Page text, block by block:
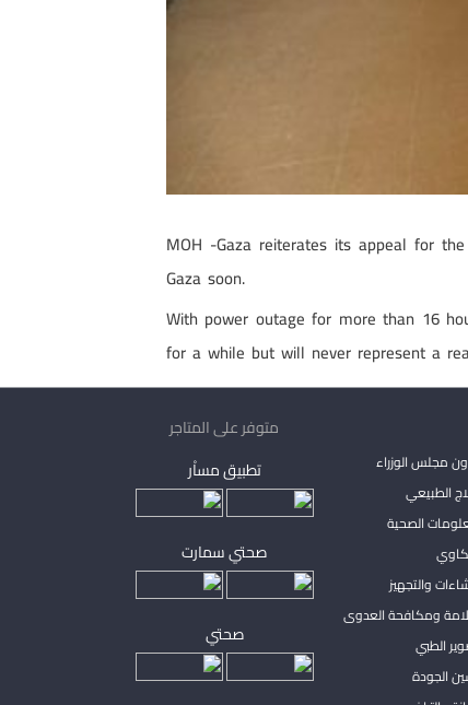
MOH -Gaza reiterates its appeal for
Gaza soon.
With power outage for more than 16
for a while but will never represent a
مجلس الوزراء
الطبيعي
الصحية
والتجهيز
ومكافحة العدوى
الطبي
الجودة
متوفر على المتاجر
تطبيق مساْر
صحتي سمارت
صحتي